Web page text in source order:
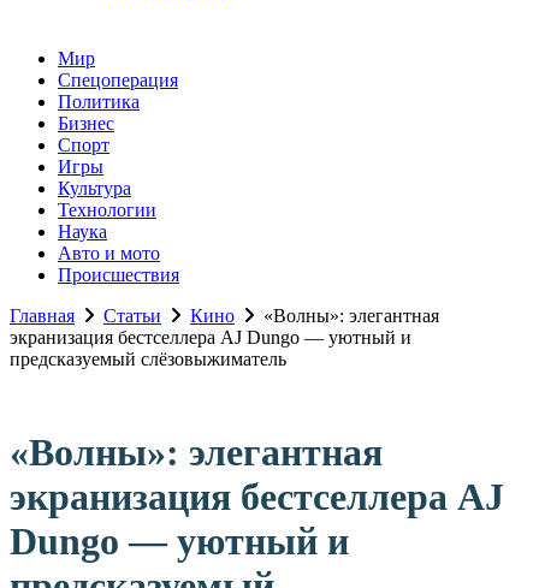
Мир
Спецоперация
Политика
Бизнес
Спорт
Игры
Культура
Технологии
Наука
Авто и мото
Происшествия
Главная
Статьи Кино
«Волны»: элегантная
экранизация бестселлера AJ Dungo — уютный и
предсказуемый слёзовыжиматель
«Волны»: элегантная
экранизация бестселлера AJ
Dungo — уютный и